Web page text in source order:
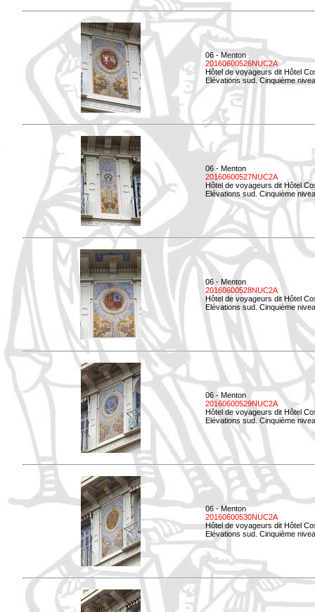
06 - Menton
20160600526NUC2A
Hôtel de voyageurs dit Hôtel
Elévations sud. Cinquième
06 - Menton
20160600527NUC2A
Hôtel de voyageurs dit Hôtel
Elévations sud. Cinquième
06 - Menton
20160600528NUC2A
Hôtel de voyageurs dit Hôtel
Elévations sud. Cinquième
06 - Menton
20160600529NUC2A
Hôtel de voyageurs dit Hôtel
Elévations sud. Cinquième
06 - Menton
20160600530NUC2A
Hôtel de voyageurs dit Hôtel
Elévations sud. Cinquième